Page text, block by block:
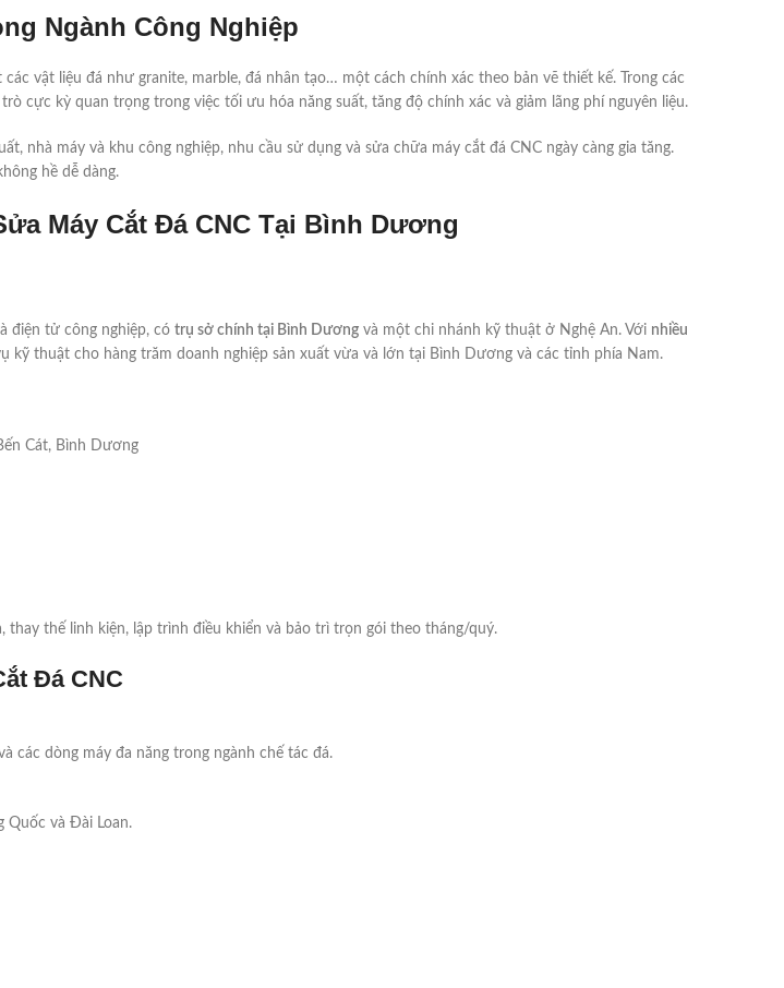
Ngành Công Nghiệp
vật liệu đá như granite, marble, đá nhân tạo… một cách chính xác theo bản vẽ thiết kế. Trong các
cực kỳ quan trọng trong việc tối ưu hóa năng suất, tăng độ chính xác và giảm lãng phí nguyên liệu.
nhà máy và khu công nghiệp, nhu cầu sử dụng và sửa chữa máy cắt đá CNC ngày càng gia tăng.
hề dễ dàng.
Máy Cắt Đá CNC Tại Bình Dương
điện tử công nghiệp, có trụ sở chính tại Bình Dương và một chi nhánh kỹ thuật ở Nghệ An. Với nhiều
kỹ thuật cho hàng trăm doanh nghiệp sản xuất vừa và lớn tại Bình Dương và các tỉnh phía Nam.
Cát, Bình Dương
thay thế linh kiện, lập trình điều khiển và bảo trì trọn gói theo tháng/quý.
Đá CNC
các dòng máy đa năng trong ngành chế tác đá.
Quốc và Đài Loan.